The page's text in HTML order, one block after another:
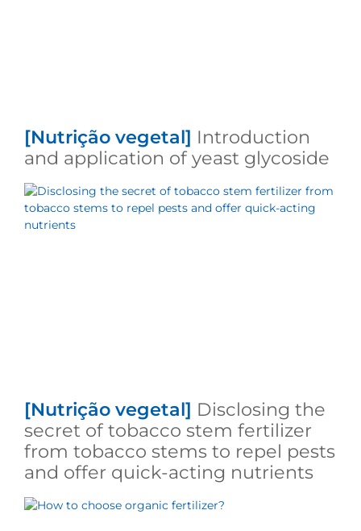
[Nutrição vegetal] Introduction
and application of yeast glycoside
[Nutrição vegetal] Disclosing the
secret of tobacco stem fertilizer
from tobacco stems to repel pests
and offer quick-acting nutrients